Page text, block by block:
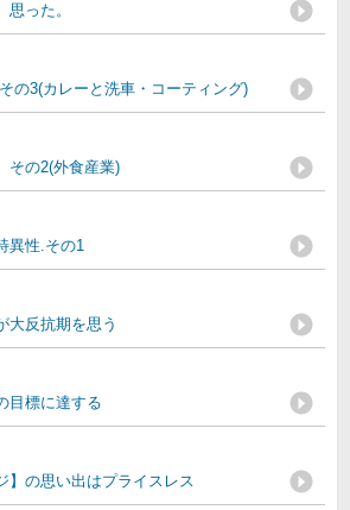
った。
の3(カレーと洗車・コーティング)
その2(外食産業)
異性.その1
大反抗期を思う
目標に達する
】の思い出はプライスレス